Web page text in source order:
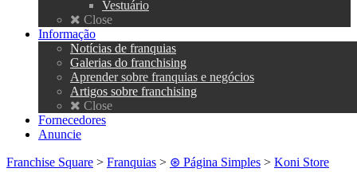
Vestuário
Close
Informação
Notícias de franquias
Galerias do franchising
Aprender sobre franquias e negócios
Artigos sobre franchising
Close
Fornecedores
Anuncie
Franchise Square > Franquias > ⊛ Página Simples > Koni Store